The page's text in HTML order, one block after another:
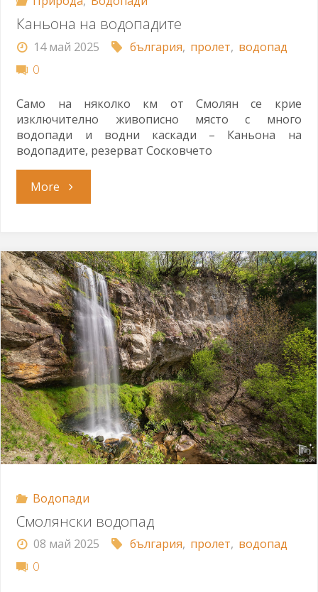
Каньона на водопадите
14 май 2025 българия, пролет, водопад
0
Само на няколко км от Смолян се крие
изключително живописно място с много
водопади и водни каскади – Каньона на
водопадите, резерват Сосковчето
More"Каньона
водопадите"
Водопади
Смолянски водопад
08 май 2025 българия, пролет, водопад
0